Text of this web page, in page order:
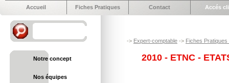
Accueil Fiches Pratiques Contact Accés
Notre concept
Nos équipes
-> Expert-comptable -> Fiches Pratiques
2010 - ETNC -